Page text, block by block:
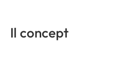
Il concept